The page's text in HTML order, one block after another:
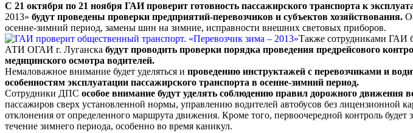
С 21 октября по 21 ноября ГАИ проверит готовность пассажирского транспорта к
2013» будут проведены проверки предприятий-перевозчиков и субъектов хозяйствования.
осенне-зимний период, замены шин на зимние, исправности внешних световых приборов.
Также сотрудниками ГАИ
АТИ ОГАИ г. Луганска будут проводить проверки порядка проведения предрейсового
медицинского осмотра водителей.
Немаловажное внимание будет уделяться и проведению инструктажей с перевозчиками и
особенностям эксплуатации пассажирского транспорта в осенне-зимний период.
Сотрудники ДПС особое внимание будут уделять соблюдению правил дорожного движения
пассажиров сверх установленной нормы, управлению водителей автобусов без
отклонения от определенного маршрута движения. Кроме того, первоочередной контроль
течение зимнего периода, особенно во время каникул.